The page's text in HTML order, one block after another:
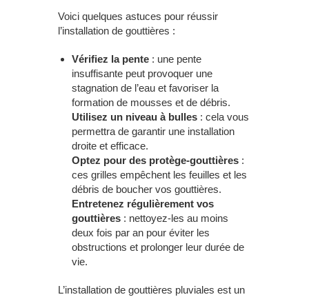
Voici quelques astuces pour réussir
l’installation de gouttières :
Vérifiez la pente : une pente
insuffisante peut provoquer une
stagnation de l’eau et favoriser la
formation de mousses et de débris.
Utilisez un niveau à bulles : cela vous
permettra de garantir une installation
droite et efficace.
Optez pour des protège-gouttières :
ces grilles empêchent les feuilles et les
débris de boucher vos gouttières.
Entretenez régulièrement vos
gouttières : nettoyez-les au moins
deux fois par an pour éviter les
obstructions et prolonger leur durée de
vie.
L’installation de gouttières pluviales est un